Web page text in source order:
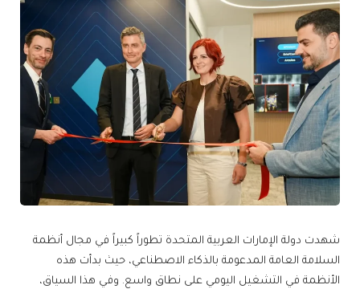
شهدت دولة الإمارات العربية المتحدة تطوراً كبيراً في مجال أنظمة
السلامة العامة المدعومة بالذكاء الاصطناعي، حيث بدأت هذه
الأنظمة في التشغيل اليومي على نطاق واسع. وفي هذا السياق،